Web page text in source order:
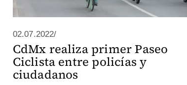
02.07.2022/
CdMx realiza primer Paseo
Ciclista entre policías y
ciudadanos